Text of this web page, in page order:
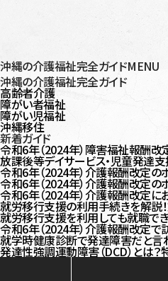
沖縄の介護福祉完全ガイドMENU
沖縄の介護福祉完全ガイド
高齢者介護
障がい者福祉
障がい児福祉
沖縄移住
新着ガイド
令和6年（2024年）障害福祉報酬
放課後等デイサービス・児童発達
令和6年（2024年）介護報酬改定の
令和6年（2024年）介護報酬改定の
令和6年（2024年）介護報酬改定
就労移行支援の利用手続きを解説
就労移行支援を利用しても就職で
令和6年（2024年）介護報酬改定
就学時健康診断で発達障害だと言
発達性強調運動障害（DCD）とは